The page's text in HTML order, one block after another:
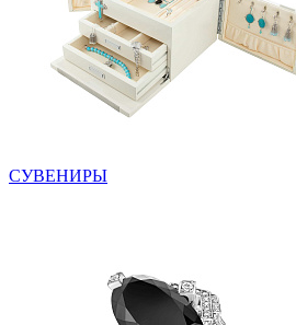
СУВЕНИРЫ